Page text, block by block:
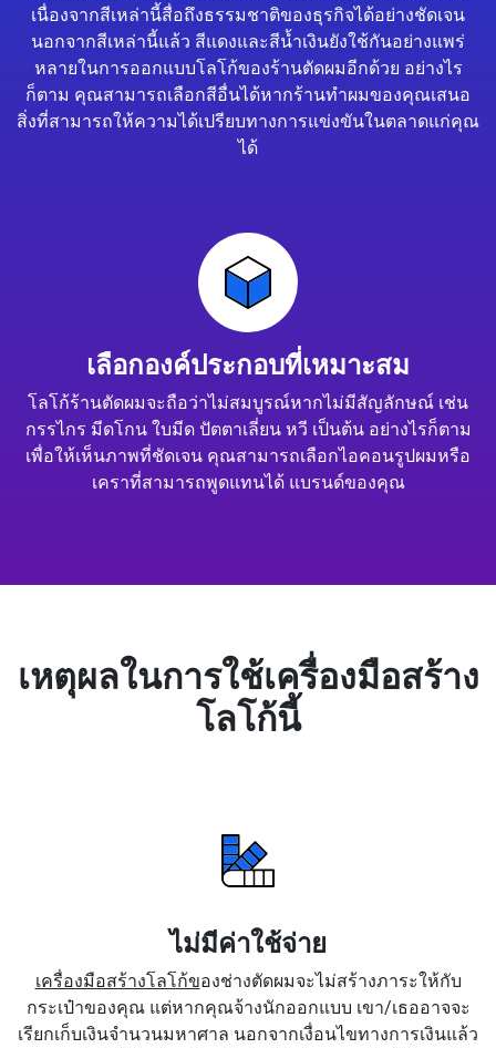
เนื่องจากสีเหล่านี้สื่อถึงธรรมชาติของธุรกิจได้อย่างชัดเจน
นอกจากสีเหล่านี้แล้ว สีแดงและสีน้ำเงินยังใช้กันอย่างแพร่
หลายในการออกแบบโลโก้ของร้านตัดผมอีกด้วย อย่างไร
ก็ตาม คุณสามารถเลือกสีอื่นได้หากร้านทำผมของคุณเสนอ
สิ่งที่สามารถให้ความได้เปรียบทางการแข่งขันในตลาดแก่คุณ
ได้
เลือกองค์ประกอบที่เหมาะสม
โลโก้ร้านตัดผมจะถือว่าไม่สมบูรณ์หากไม่มีสัญลักษณ์ เช่น
กรรไกร มีดโกน ใบมีด ปัตตาเลี่ยน หวี เป็นต้น อย่างไรก็ตาม
เพื่อให้เห็นภาพที่ชัดเจน คุณสามารถเลือกไอคอนรูปผมหรือ
เคราที่สามารถพูดแทนได้ แบรนด์ของคุณ
เหตุผลในการใช้เครื่องมือสร้าง
โลโก้นี้
ไม่มีค่าใช้จ่าย
เครื่องมือสร้างโลโก้ของช่างตัดผมจะไม่สร้างภาระให้กับ
กระเป๋าของคุณ แต่หากคุณจ้างนักออกแบบ เขา/เธออาจจะ
เรียกเก็บเงินจำนวนมหาศาล นอกจากเงื่อนไขทางการเงินแล้ว